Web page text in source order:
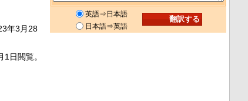
年3月28
1日閲覧。
英語⇒日本語
日本語⇒英語